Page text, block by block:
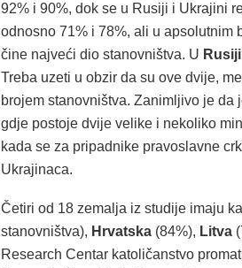
92% i 90%, dok se u Rusiji i Ukrajini
odnosno 71% i 78%, ali u apsolutnim
čine najveći dio stanovništva. U Rusiji
Treba uzeti u obzir da su ove dvije,
brojem stanovništva. Zanimljivo je da
gdje postoje dvije velike i nekoliko
kada se za pripadnike pravoslavne
Ukrajinaca.
Četiri od 18 zemalja iz studije imaju
stanovništva), Hrvatska(84%), Litva
Research Centar katoličanstvo